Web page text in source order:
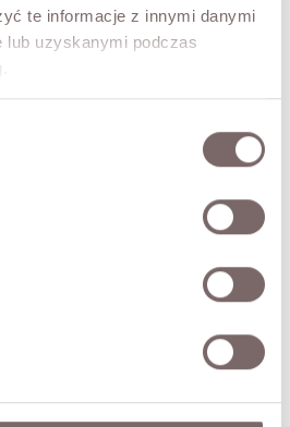
te informacje z innymi danymi
lub uzyskanymi podczas
SIZES